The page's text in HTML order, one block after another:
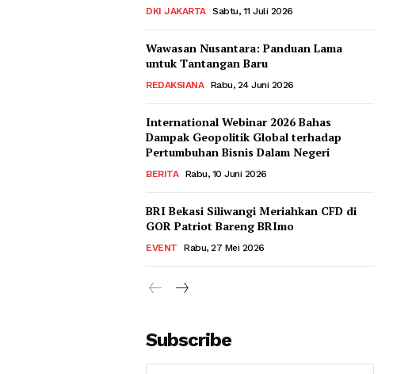
DKI JAKARTA Sabtu, 11 Juli 2026
Wawasan Nusantara: Panduan Lama
untuk Tantangan Baru
REDAKSIANA Rabu, 24 Juni 2026
International Webinar 2026 Bahas
Dampak Geopolitik Global terhadap
Pertumbuhan Bisnis Dalam Negeri
BERITA Rabu, 10 Juni 2026
BRI Bekasi Siliwangi Meriahkan CFD di
GOR Patriot Bareng BRImo
EVENT Rabu, 27 Mei 2026
Subscribe